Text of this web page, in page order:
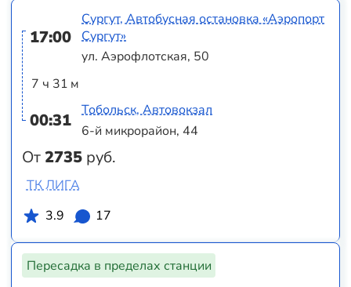
17:00
7 ч 31 м
00:31
От2735 руб.
Сургут, Автобусная остановка «Аэропорт
Сургут»
ул. Аэрофлотская, 50
Тобольск, Автовокзал
6-й микрорайон, 44
ТК ЛИГА
3.9
17
Пересадка в пределах станции